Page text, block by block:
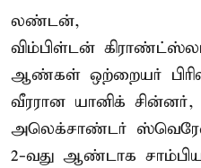
லண்டன்,
விம்பிள்டன்
ஆண்கள் ஒற்றையர்
வீரரான யானிக் சின்னர்,
அலெக்சாண்டர்
2-வது ஆண்டாக